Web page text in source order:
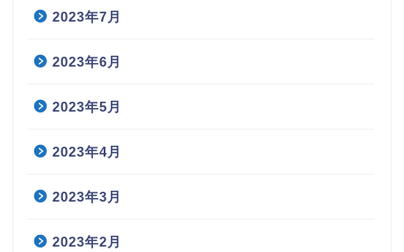
2023年7月
2023年6月
2023年5月
2023年4月
2023年3月
2023年2月